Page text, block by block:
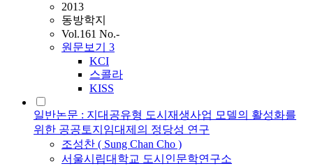
2013
동방학지
Vol.161 No.-
원문보기 3
KCI
스콜라
KISS
일반논문 : 지대공유형 도시재생사업 모델의 활성화를
위한 공공토지임대제의 정당성 연구
조성찬 ( Sung Chan Cho )
서울시립대학교 도시인문학연구소